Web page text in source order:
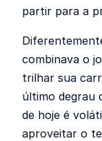
partir para a
combinava o
trilhar sua
último degrau
de hoje é
aproveitar o